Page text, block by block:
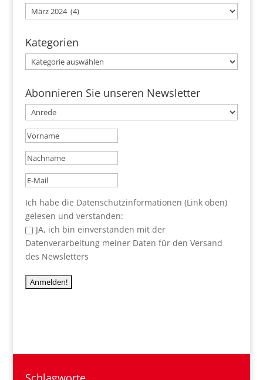
Archive
Kategorien
Kategorien
Abonnieren Sie unseren Newsletter
Ich habe die Datenschutzinformationen (Link oben)
gelesen und verstanden:
JA, ich bin einverstanden mit der
Datenverarbeitung meiner Daten für den Versand
des Newsletters